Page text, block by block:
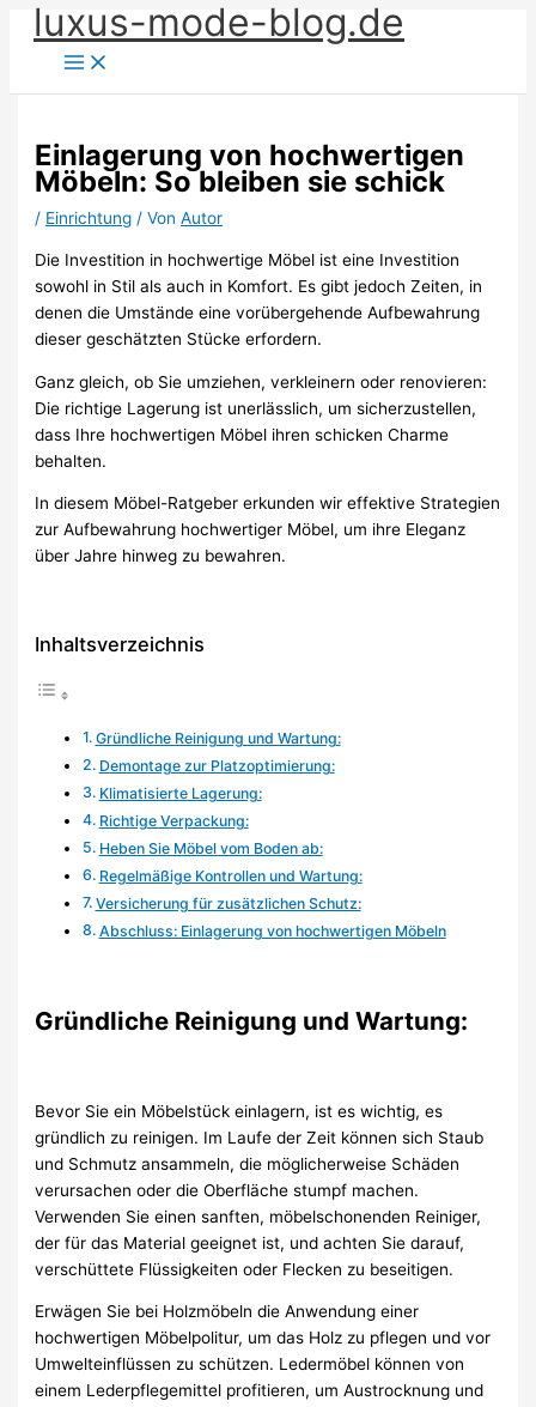
Inhalt
springen
luxus-mode-blog.de
Einlagerung von hochwertigen
Möbeln: So bleiben sie schick
/ Einrichtung / VonAutor
Die Investition in hochwertige Möbel ist eine Investition
sowohl in Stil als auch in Komfort. Es gibt jedoch Zeiten, in
denen die Umstände eine vorübergehende Aufbewahrung
dieser geschätzten Stücke erfordern.
Ganz gleich, ob Sie umziehen, verkleinern oder renovieren:
Die richtige Lagerung ist unerlässlich, um sicherzustellen,
dass Ihre hochwertigen Möbel ihren schicken Charme
behalten.
In diesem Möbel-Ratgeber erkunden wir effektive Strategien
zur Aufbewahrung hochwertiger Möbel, um ihre Eleganz
über Jahre hinweg zu bewahren.
Inhaltsverzeichnis
Gründliche Reinigung und Wartung:
Demontage zur Platzoptimierung:
Klimatisierte Lagerung:
Richtige Verpackung:
Heben Sie Möbel vom Boden ab:
Regelmäßige Kontrollen und Wartung:
Versicherung für zusätzlichen Schutz:
Abschluss: Einlagerung von hochwertigen Möbeln
Gründliche Reinigung und Wartung:
Bevor Sie ein Möbelstück einlagern, ist es wichtig, es
gründlich zu reinigen. Im Laufe der Zeit können sich Staub
und Schmutz ansammeln, die möglicherweise Schäden
verursachen oder die Oberfläche stumpf machen.
Verwenden Sie einen sanften, möbelschonenden Reiniger,
der für das Material geeignet ist, und achten Sie darauf,
verschüttete Flüssigkeiten oder Flecken zu beseitigen.
Erwägen Sie bei Holzmöbeln die Anwendung einer
hochwertigen Möbelpolitur, um das Holz zu pflegen und vor
Umwelteinflüssen zu schützen. Ledermöbel können von
einem Lederpflegemittel profitieren, um Austrocknung und